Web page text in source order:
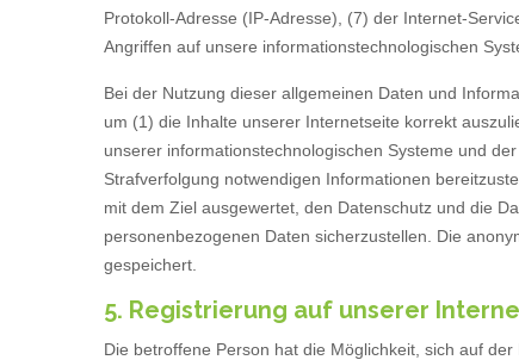
Protokoll-Adresse (IP-Adresse), (7) der Internet-
Angriffen auf unsere informationstechnologischen
Bei der Nutzung dieser allgemeinen Daten und
um (1) die Inhalte unserer Internetseite korrekt
unserer informationstechnologischen Systeme und
Strafverfolgung notwendigen Informationen
mit dem Ziel ausgewertet, den Datenschutz und die
personenbezogenen Daten sicherzustellen. Die
gespeichert.
5. Registrierung auf unserer
Die betroffene Person hat die Möglichkeit, sich auf